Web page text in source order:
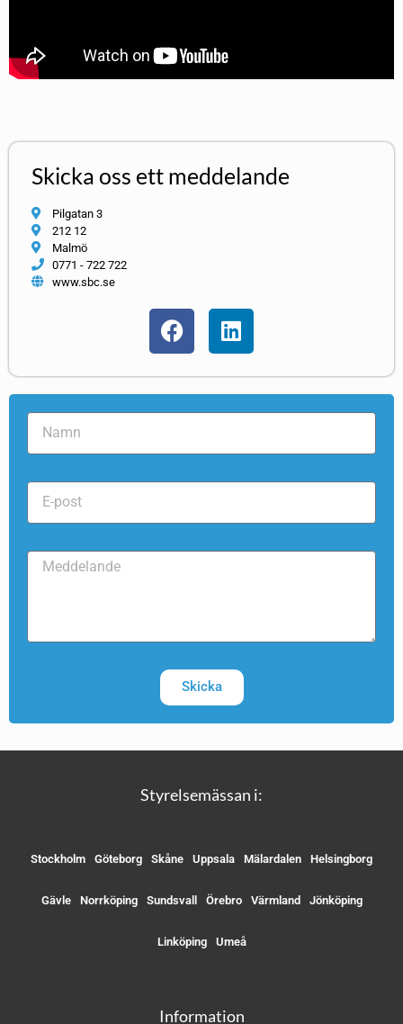
Skicka oss ett meddelande
Pilgatan 3
212 12
Malmö
0771 - 722 722
www.sbc.se
Skicka
Styrelsemässan i:
Stockholm Göteborg Skåne Uppsala Mälardalen Helsingborg
Gävle Norrköping Sundsvall Örebro Värmland Jönköping
Linköping Umeå
Information